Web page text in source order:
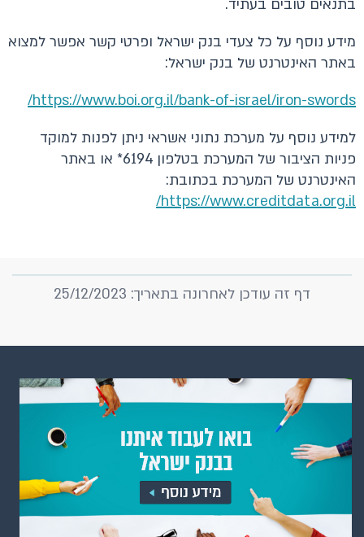
בתנאים טובים בעתיד.
מידע נוסף על כל צעדי בנק ישראל ופרטי קשר אפשר למצוא
באתר האינטרנט של בנק ישראל:
https://www.boi.org.il/bank-of-israel/iron-swords/
למידע נוסף על מערכת נתוני אשראי ניתן לפנות למוקד
פניות הציבור של המערכת בטלפון 6194* או באתר
האינטרנט של המערכת בכתובת:
https://www.creditdata.org.il/
דף זה עודכן לאחרונה בתאריך: 25/12/2023